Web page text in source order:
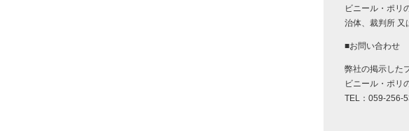
ビニール・ポリ
治体、裁判所 又
■お問い合わせ
弊社の掲示した
ビニール・ポリ
TEL：059-256-